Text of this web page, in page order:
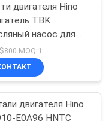
двигателя Hino
TBK
насос для
300 N04C N04CT
DYNA Грузовик
No L260-0050S
MOQ:1
двигателя Hino
E0A96 HNTC